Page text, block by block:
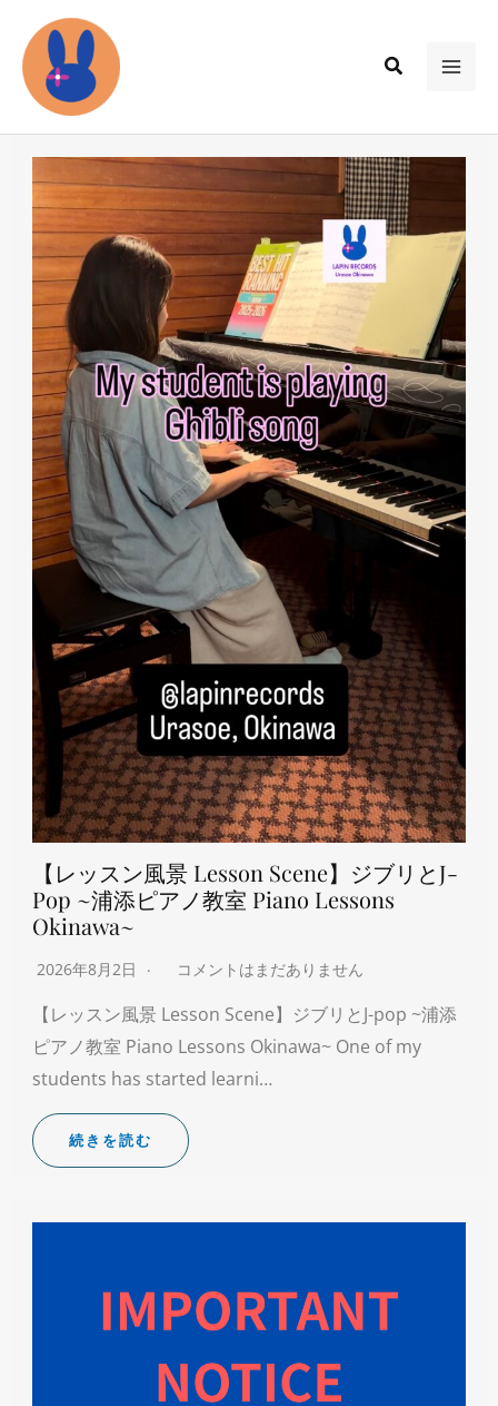
検
【レッスン風景 Lesson Scene】ジブリとJ-
Pop ~浦添ピアノ教室 Piano Lessons
Okinawa~
2026年8月2日 コメントはまだありません
【レッスン風景 Lesson Scene】ジブリとJ-pop ~浦添
ピアノ教室 Piano Lessons Okinawa~ One of my
students has started learni…
続きを読む